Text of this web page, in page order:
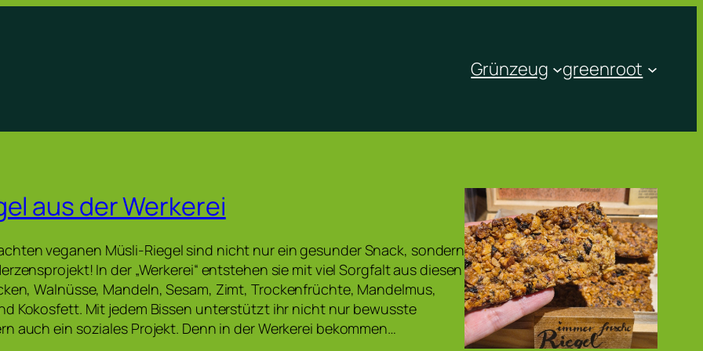
Grünzeug greenroot
aus der Werkerei
veganen Müsli-Riegel sind nicht nur ein gesunder Snack, sondern
In der „Werkerei“ entstehen sie mit viel Sorgfalt aus diesen
Walnüsse, Mandeln, Sesam, Zimt, Trockenfrüchte, Mandelmus,
Kokosfett. Mit jedem Bissen unterstützt ihr nicht nur bewusste
auch ein soziales Projekt. Denn in der Werkerei bekommen…